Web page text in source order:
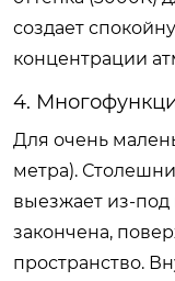
создает
концентрации
4.
Для очень
метра).
выезжает из-под
закончена,
пространство.